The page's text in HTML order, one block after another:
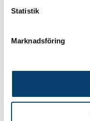
Statistik
Marknadsföring